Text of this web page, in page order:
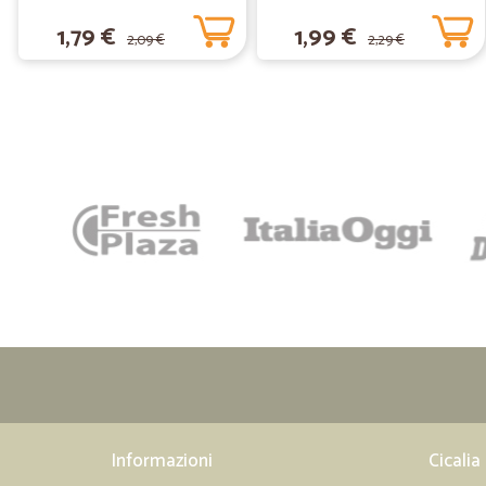
1,79 € 2,09 € 1,99 € 2,29 €
Informazioni Cicalia